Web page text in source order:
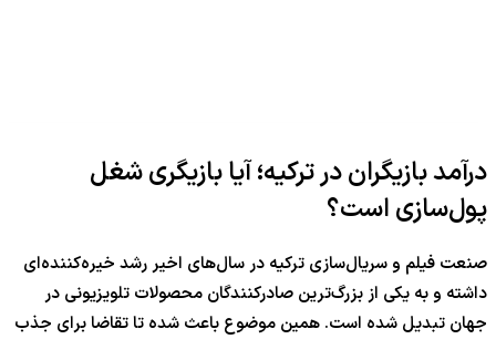
درآمد بازیگران در ترکیه؛ آیا بازیگری شغل
پول‌سازی است؟
صنعت فیلم و سریال‌سازی ترکیه در سال‌های اخیر رشد خیره‌کننده‌ای
داشته و به یکی از بزرگ‌ترین صادرکنندگان محصولات تلویزیونی در
جهان تبدیل شده است. همین موضوع باعث شده تا تقاضا برای جذب